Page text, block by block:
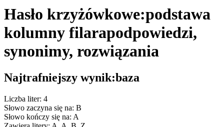
Hasło krzyżówkowe:podstawa
kolumny filarapodpowiedzi,
synonimy, rozwiązania
Najtrafniejszy wynik:baza
Liczba liter: 4
Słowo zaczyna się na: B
Słowo kończy się na: A